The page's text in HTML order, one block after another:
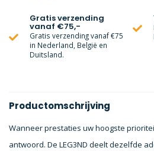
Gratis verzending
vanaf €75,-
Gratis verzending vanaf €75
in Nederland, België en
Duitsland.
Productomschrijving
Wanneer prestaties uw hoogste
antwoord. De LEG3ND deelt dezelfde